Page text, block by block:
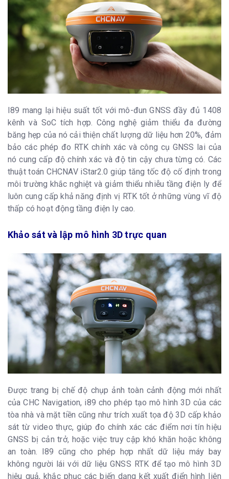
I89 mang lại hiệu suất tốt với mô-đun GNSS đầy đủ 1408
kênh và SoC tích hợp. Công nghệ giảm thiểu đa đường
băng hẹp của nó cải thiện chất lượng dữ liệu hơn 20%, đảm
bảo các phép đo RTK chính xác và công cụ GNSS lai của
nó cung cấp độ chính xác và độ tin cậy chưa từng có. Các
thuật toán CHCNAV iStar2.0 giúp tăng tốc độ cố định trong
môi trường khắc nghiệt và giảm thiểu nhiễu tầng điện ly để
luôn cung cấp khả năng định vị RTK tốt ở những vùng vĩ độ
thấp có hoạt động tầng điện ly cao.
Khảo sát và lập mô hình 3D trực quan
Được trang bị chế độ chụp ảnh toàn cảnh động mới nhất
của CHC Navigation, i89 cho phép tạo mô hình 3D của các
tòa nhà và mặt tiền cũng như trích xuất tọa độ 3D cấp khảo
sát từ video thực, giúp đo chính xác các điểm nơi tín hiệu
GNSS bị cản trở, hoặc việc truy cập khó khăn hoặc không
an toàn. I89 cũng cho phép hợp nhất dữ liệu máy bay
không người lái với dữ liệu GNSS RTK để tạo mô hình 3D
hiệu quả, khắc phục các biến dạng kết xuất điển hình liên